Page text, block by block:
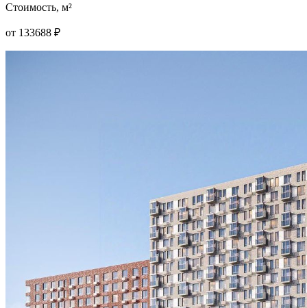
Стоимость, м²
от 133688 ₽